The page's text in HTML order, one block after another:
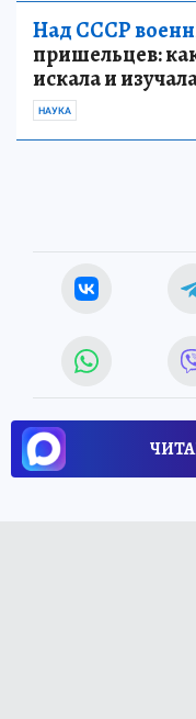
Над СССР
пришельцев:
искала и
НАУКА